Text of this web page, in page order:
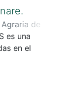
de
Tovar,
Humberto
es una
en el